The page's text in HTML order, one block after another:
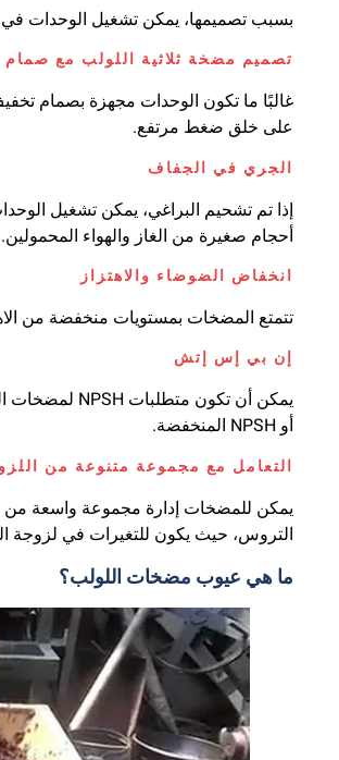
بسبب تصميمها، يمكن تشغيل الوحدات في
تصميم مضخة ثلاثية اللولب مع
غالبًا ما تكون الوحدات مجهزة بصمام
على خلق ضغط مرتفع.
الجري في الجفاف
إذا تم تشحيم البراغي، يمكن تشغيل
أحجام صغيرة من الغاز والهواء المحمولين.
انخفاض الضوضاء والاهتزاز
تتمتع المضخات بمستويات منخفضة من
إن بي إس إتش
أو NPSH المنخفضة.
التعامل مع مجموعة متنوعة من
التروس، حيث يكون للتغيرات في لزوجة
ما هي عيوب مضخات اللولب؟